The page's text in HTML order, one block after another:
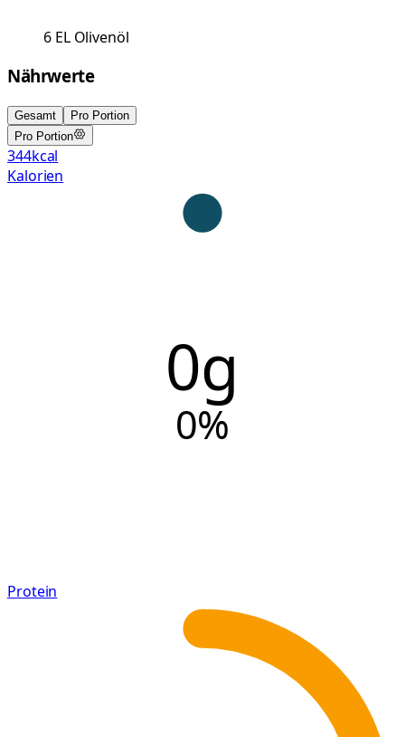
6 EL Olivenöl
Nährwerte
Gesamt
Pro Portion
Pro Portion
344kcal
Kalorien
0g
0%
Protein